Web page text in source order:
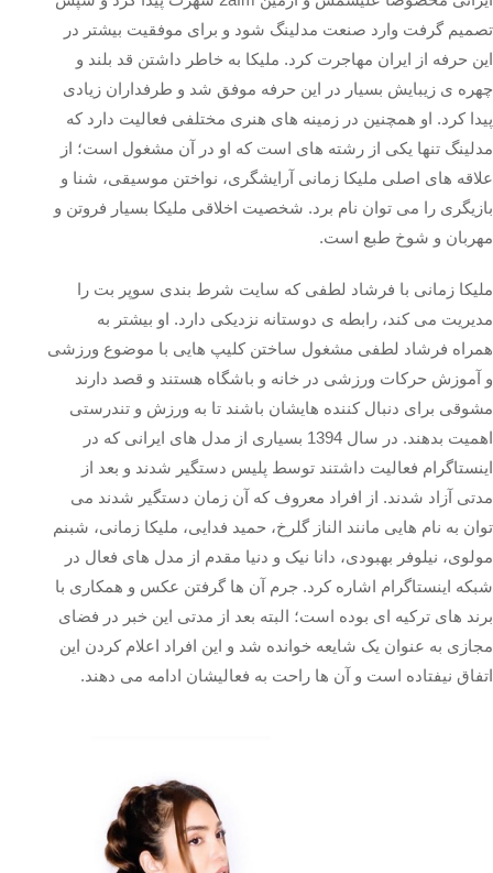
تصمیم گرفت وارد صنعت مدلینگ شود و برای موفقیت بیشتر در
این حرفه از ایران مهاجرت کرد. ملیکا به خاطر داشتن قد بلند و
چهره ی زیبایش بسیار در این حرفه موفق شد و طرفداران زیادی
پیدا کرد. او همچنین در زمینه های هنری مختلفی فعالیت دارد که
مدلینگ تنها یکی از رشته های است که او در آن مشغول است؛ از
علاقه های اصلی ملیکا زمانی آرایشگری، نواختن موسیقی، شنا و
بازیگری را می توان نام برد. شخصیت اخلاقی ملیکا بسیار فروتن و
مهربان و شوخ طبع است.
ملیکا زمانی با فرشاد لطفی که سایت شرط بندی سوپر بت را
مدیریت می کند، رابطه ی دوستانه نزدیکی دارد. او بیشتر به
همراه فرشاد لطفی مشغول ساختن کلیپ هایی با موضوع ورزشی
و آموزش حرکات ورزشی در خانه و باشگاه هستند و قصد دارند
مشوقی برای دنبال کننده هایشان باشند تا به ورزش و تندرستی
اهمیت بدهند. در سال 1394 بسیاری از مدل های ایرانی که در
اینستاگرام فعالیت داشتند توسط پلیس دستگیر شدند و بعد از
مدتی آزاد شدند. از افراد معروف که آن زمان دستگیر شدند می
توان به نام هایی مانند الناز گلرخ، حمید فدایی، ملیکا زمانی، شبنم
مولوی، نیلوفر بهبودی، دانا نیک و دنیا مقدم از مدل های فعال در
شبکه اینستاگرام اشاره کرد. جرم آن ها گرفتن عکس و همکاری با
برند های ترکیه ای بوده است؛ البته بعد از مدتی این خبر در فضای
مجازی به عنوان یک شایعه خوانده شد و این افراد اعلام کردن این
اتفاق نیفتاده است و آن ها راحت به فعالیشان ادامه می دهند.